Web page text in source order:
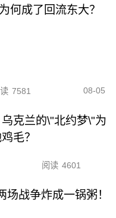
何成了回流东大？
7581 08-05
克兰的\"北约梦\"为
毛？
阅读 4601
战争炸成一锅粥！